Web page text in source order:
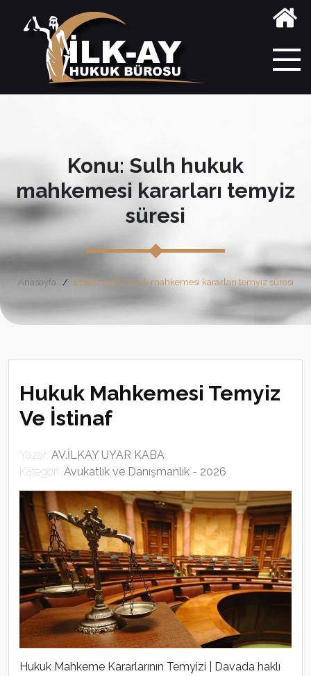
Konu: Sulh hukuk
mahkemesi kararları temyiz
süresi
Anasayfa Etiket: Sulh hukuk mahkemesi kararları temyiz süresi
Hukuk Mahkemesi Temyiz
Ve İstinaf
Yazar: AV.İLKAY UYAR KABA
Kategori: Avukatlık ve Danışmanlık - 2026
Hukuk Mahkeme Kararlarının Temyizi | Davada haklı